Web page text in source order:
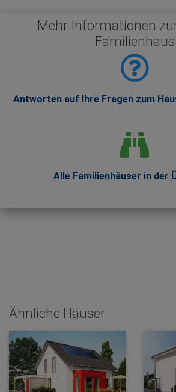
Mehr Informationen
Familienhaus
Antworten auf Ihre Fragen zum
Alle Familienhäuser in der
Ähnliche Häuser